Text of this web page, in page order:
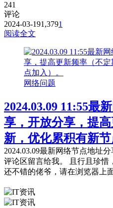
241
评论
2024-03-191,3791
阅读全文
网络问题
2024.03.09 11:55最
享，开放分享，提
新，优化累积有新节
2024.03.09最新网络节点地址
评论区留言给我。 且行且珍惜
还不错的佬爷，请在浏览器上
收费版的高速机场节点相提并
联，请下载本站APP进行安装